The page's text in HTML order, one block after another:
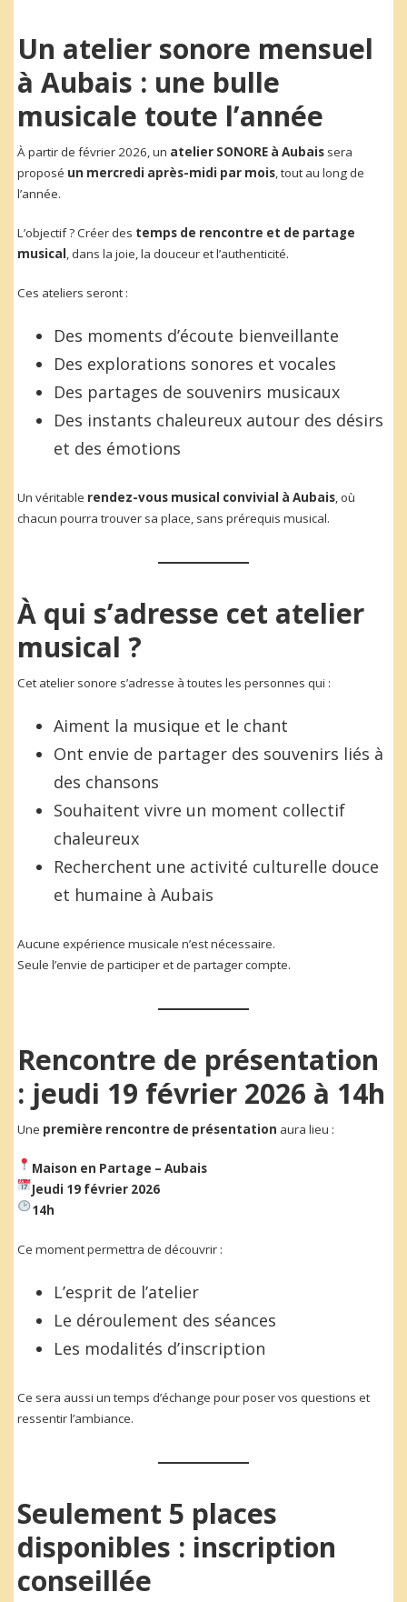
Un atelier sonore mensuel
à Aubais : une bulle
musicale toute l’année
À partir de février 2026, un atelier SONORE à Aubais sera
proposé un mercredi après-midi par mois, tout au long de
l’année.
L’objectif ? Créer des temps de rencontre et de partage
musical, dans la joie, la douceur et l’authenticité.
Ces ateliers seront :
Des moments d’écoute bienveillante
Des explorations sonores et vocales
Des partages de souvenirs musicaux
Des instants chaleureux autour des désirs
et des émotions
Un véritable rendez-vous musical convivial à Aubais, où
chacun pourra trouver sa place, sans prérequis musical.
À qui s’adresse cet atelier
musical ?
Cet atelier sonore s’adresse à toutes les personnes qui :
Aiment la musique et le chant
Ont envie de partager des souvenirs liés à
des chansons
Souhaitent vivre un moment collectif
chaleureux
Recherchent une activité culturelle douce
et humaine à Aubais
Aucune expérience musicale n’est nécessaire.
Seule l’envie de participer et de partager compte.
Rencontre de présentation
: jeudi 19 février 2026 à 14h
Une première rencontre de présentation aura lieu :
Maison en Partage – Aubais
Jeudi 19 février 2026
14h
Ce moment permettra de découvrir :
L’esprit de l’atelier
Le déroulement des séances
Les modalités d’inscription
Ce sera aussi un temps d’échange pour poser vos questions et
ressentir l’ambiance.
Seulement 5 places
disponibles : inscription
conseillée